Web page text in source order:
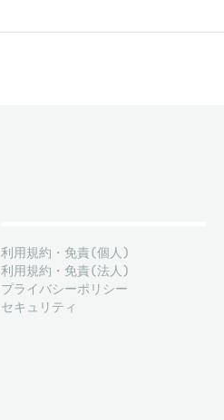
利用規約・免責(個人)
利用規約・免責(法人)
プライバシーポリシー
セキュリティ